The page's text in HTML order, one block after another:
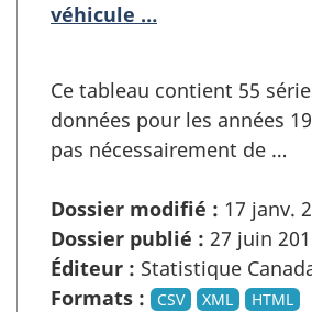
véhicule …
Ce tableau contient 55
données pour les années
pas nécessairement de …
Dossier modifié : 17 janv.
Dossier publié : 27 juin
Éditeur : Statistique
Formats :
CSV XML HTML